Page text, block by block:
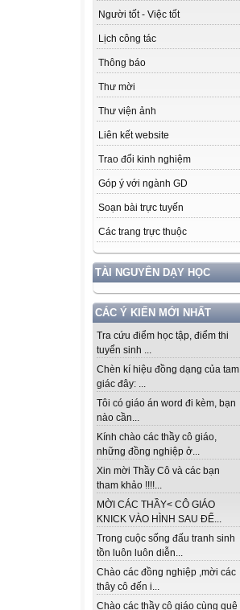
Người tốt - Việc tốt
Lịch công tác
Thông báo
Thư mời
Thư viện ảnh
Liên kết website
Trao đổi kinh nghiệm
Góp ý với ngành GD
Soạn bài trực tuyến
Các trang trực thuộc
TÀI NGUYÊN DẠY HỌC
CÁC Ý KIẾN MỚI NHẤT
Tra cứu điểm học tập, điểm thi
tuyển sinh ...
Chèn kí hiệu đồng dạng của tam
giác đây: ...
Tôi có giáo án word đi kèm, bạn
nào cần...
Kính chào các thầy cô giáo,
những đồng nghiệp ở...
Xin mời Thầy Cô và các bạn
tham khảo !!!!...
MỜI CÁC THẦY< CÔ GIÁO
KNICK VÀO HÌNH SAU ĐỂ...
Trong cuộc sống đấu tranh sinh
tồn luôn luôn diễn...
Chào các đồng nghiệp ,mời các
thây cô đến i...
Chào các thầy cô giáo cùng quê